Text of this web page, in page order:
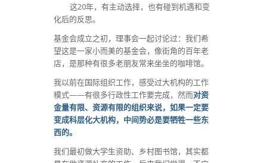
这20年，有主动选择，也有碰到机遇和变
化后的反思。
基金会成立之初，理事会一起讨论过：我们希
望这是一家小而美的基金会，像街角的百年老
店，是那种有很多老朋友常来坐坐的咖啡馆。
我以前在国际组织工作，感受过大机构的工作
模式——有很多行政性工作要完成，然而对资
金量有限、资源有限的组织来说，如果一定要
变成科层化大机构，中间势必是要牺牲一些东
西的。
我们最初做大学生资助、乡村图书馆，其实都